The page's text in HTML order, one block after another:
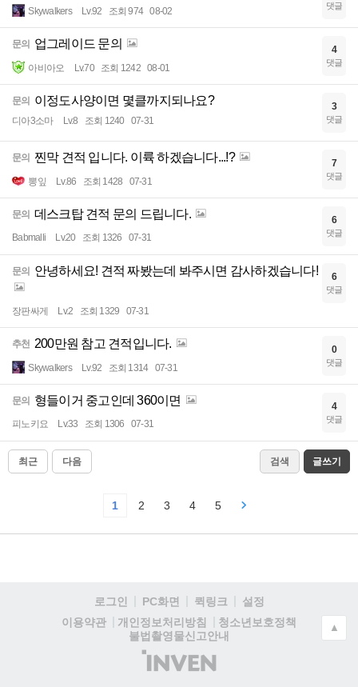
Skywalkers Lv.92 조회 974 08-02 댓글
문의 업그레이드 문의
아비아오 Lv.70 조회 1242 08-01
4
댓글
문의 이정도사양이면 몇클까지되나요?
디아3소마 Lv.8 조회 1240 07-31
3
댓글
문의 찐막 견적 입니다. 이륙 하겠습니다...!?
뽕잎 Lv.86 조회 1428 07-31
7
댓글
문의 데스크탑 견적 문의 드립니다.
Babmalli Lv.20 조회 1326 07-31
6
댓글
문의 안녕하세요! 견적 짜봤는데 봐주시면 감사하겠습니다!
장판싸게 Lv.2 조회 1329 07-31
6
댓글
추천 200만원 참고 견적입니다.
Skywalkers Lv.92 조회 1314 07-31
0
댓글
문의 형들이거 중고인데 360이면
피노키요 Lv.33 조회 1306 07-31
4
댓글
최근 다음 검색 글쓰기
1 2 3 4 5
로그인 PC화면 퀵링크
설정
이용약관
개인정보처리방침
청소년보호정책
불법촬영물신고안내
(주)
인
▲